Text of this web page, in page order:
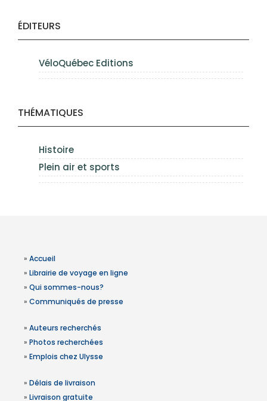
ÉDITEURS
VéloQuébec Editions
THÉMATIQUES
Histoire
Plein air et sports
» Accueil
» Librairie de voyage en ligne
» Qui sommes-nous?
» Communiqués de presse
» Auteurs recherchés
» Photos recherchées
» Emplois chez Ulysse
» Délais de livraison
» Livraison gratuite